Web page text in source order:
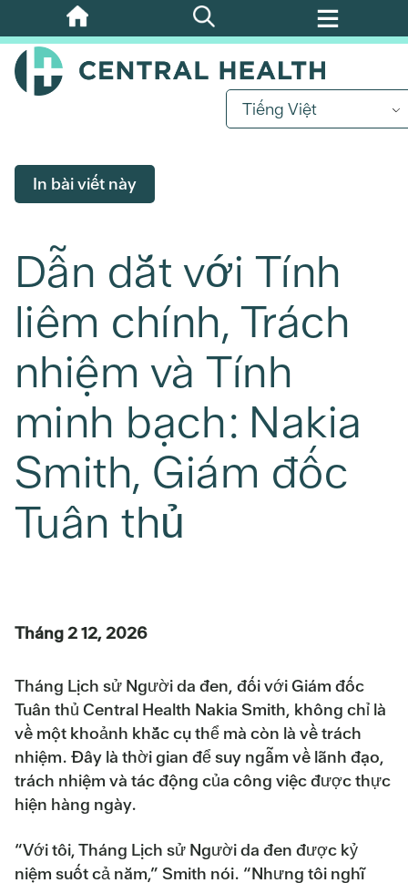
Bỏ
qua
nội
Tiếng Việt
In bài viết này
Dẫn dắt với Tính
liêm chính, Trách
nhiệm và Tính
minh bạch: Nakia
Smith, Giám đốc
Tuân thủ
Tháng 2 12, 2026
Tháng Lịch sử Người da đen, đối với Giám đốc
Tuân thủ Central Health Nakia Smith, không chỉ là
về một khoảnh khắc cụ thể mà còn là về trách
nhiệm. Đây là thời gian để suy ngẫm về lãnh đạo,
trách nhiệm và tác động của công việc được thực
hiện hàng ngày.
“Với tôi, Tháng Lịch sử Người da đen được kỷ
niệm suốt cả năm,” Smith nói. “Nhưng tôi nghĩ